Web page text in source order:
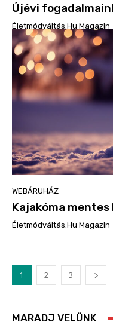
Újévi
Életmódváltás.hu Magazin
WEBÁRUHÁZ
Kajakóma
Életmódváltás.hu Magazin
1 2 3
MARADJ VELÜNK